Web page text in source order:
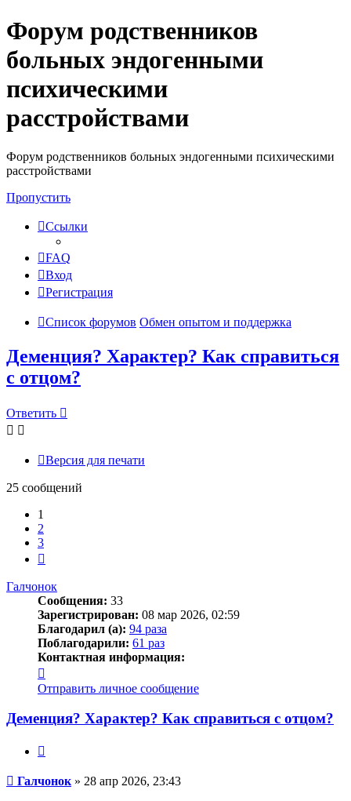
Регистрация
Форум родственников
больных эндогенными
психическими
расстройствами
Форум родственников больных эндогенными психическими
расстройствами
Пропустить
Ссылки
FAQ
Вход
Регистрация
Список форумов Обмен опытом и поддержка
Деменция? Характер? Как справиться
с отцом?
Ответить
Ответить
Версия для печати
25 сообщений
1
2
3
Галчонок
Сообщения: 33
Зарегистрирован: 08 мар 2026, 02:59
Благодарил (а): 94 раза
Поблагодарили: 61 раз
Контактная информация:
информация
пользователя
Галчонок
Отправить личное сообщение
Деменция? Характер? Как справиться с отцом?
Сообщение
Галчонок » 28 апр 2026, 23:43